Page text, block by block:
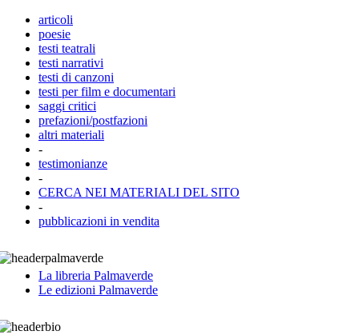
articoli
poesie
testi teatrali
testi narrativi
testi di canzoni
testi per film e documentari
saggi critici
prefazioni/postfazioni
altri materiali
-
testimonianze
-
CERCA NEI MATERIALI DEL SITO
-
pubblicazioni in vendita
La libreria Palmaverde
Le edizioni Palmaverde